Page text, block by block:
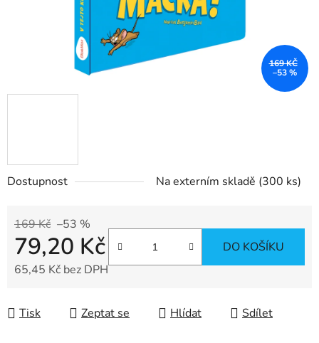
Dostupnost Na externím skladě (300 ks)
169 Kč –53 %
79,20 Kč
65,45 Kč bez DPH
DO KOŠÍKU
Tisk Zeptat se Hlídat Sdílet
169 KČ
–53 %